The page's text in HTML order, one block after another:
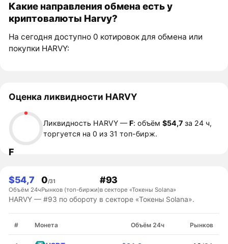
Какие направления обмена есть у
криптовалюты Harvy?
На сегодня доступно 0 котировок для обмена или
покупки HARVY:
Оценка ликвидности HARVY
F
Ликвидность HARVY —F: объём$54,7 за 24 ч,
торгуется на 0 из 31 топ-бирж.
$54,7
Объём 24ч
0/31
Рынков (топ-биржи)
#93
в секторе «Токены Solana»
HARVY — #93 по обороту в секторе «Токены Solana».
# Монета Объём 24ч Рынков